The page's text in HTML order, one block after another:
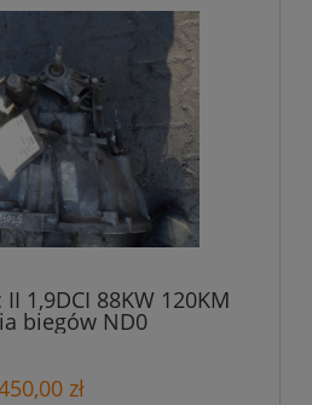
1,9DCI 88KW 120KM
biegów ND0
zł